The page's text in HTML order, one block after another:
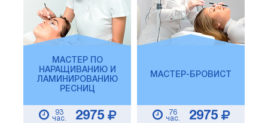
МАСТЕР ПО
НАРАЩИВАНИЮ И
ЛАМИНИРОВАНИЮ
РЕСНИЦ
93
час.
2975
МАСТЕР-БРОВИСТ
76
час.
2975